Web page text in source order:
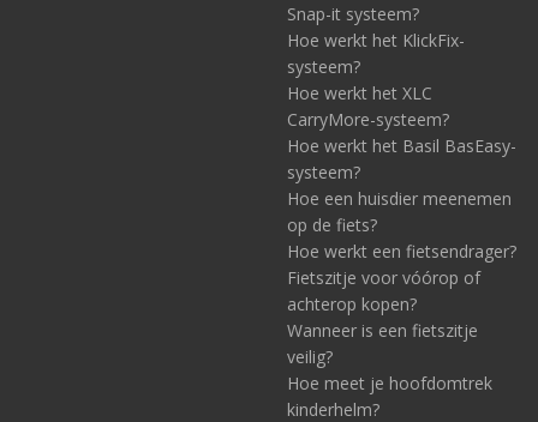
Snap-it systeem?
Hoe werkt het KlickFix-
systeem?
Hoe werkt het XLC
CarryMore-systeem?
Hoe werkt het Basil BasEasy-
systeem?
Hoe een huisdier meenemen
op de fiets?
Hoe werkt een fietsendrager?
Fietszitje voor vóórop of
achterop kopen?
Wanneer is een fietszitje
veilig?
Hoe meet je hoofdomtrek
kinderhelm?